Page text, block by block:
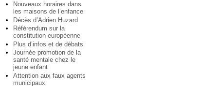
Nouveaux horaires dans
les maisons de l’enfance
Décès d’Adrien Huzard
Référendum sur la
constitution européenne
Plus d’infos et de débats
Journée promotion de la
santé mentale chez le
jeune enfant
Attention aux faux agents
municipaux